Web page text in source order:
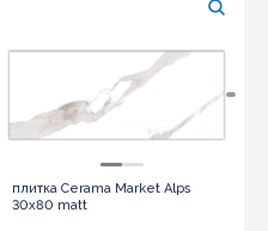
плитка Cerama Market Alps
30x80 matt